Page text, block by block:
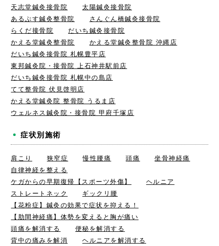
天志堂鍼灸接骨院
太陽鍼灸接骨院
あるぷす鍼灸整骨院
さんぐん橋鍼灸接骨院
らくだ接骨院
だいち鍼灸接骨院
かえる堂鍼灸整骨院
かえる堂鍼灸整骨院 沖縄店
だいち鍼灸接骨院 札幌豊平店
東邦鍼灸院・接骨院 上石神井駅前店
だいち鍼灸接骨院 札幌中の島店
てて整骨院 伏見啓明店
かえる堂鍼灸院 整骨院 うるま店
ウェルネス鍼灸院・接骨院 甲府千塚店
症状別施術
肩こり 狭窄症 慢性腰痛 頭痛
坐骨神経痛
自律神経を整える
ケガからの早期復帰【スポーツ外傷】
ヘルニア
ストレートネック
ギックリ腰
【花粉症】鍼灸の効果で症状を抑える！
【肋間神経痛】体勢を変えると胸が痛い
頭痛を解消する
便秘を解消する
背中の痛みを解消
ヘルニアを解消する